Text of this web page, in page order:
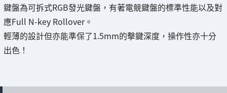
鍵盤為可拆式RGB發光鍵盤，有著電競鍵盤的標準性能以及對
應Full N-key Rollover。
輕薄的設計但亦能準保了1.5mm的擊鍵深度，操作性亦十分
出色！